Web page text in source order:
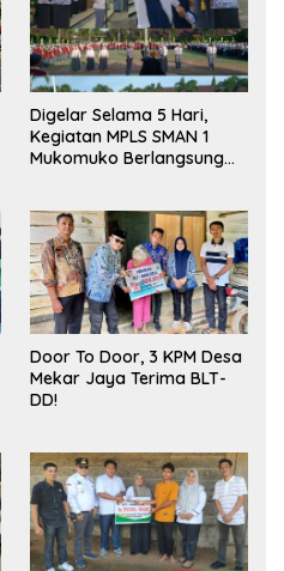
Digelar Selama 5 Hari,
Kegiatan MPLS SMAN 1
Mukomuko Berlangsung
Door To Door, 3 KPM Desa
Mekar Jaya Terima BLT-
DD!